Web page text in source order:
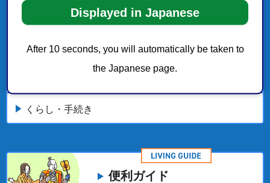
Displayed in Japanese
After 10 seconds, you will automatically be taken to
the Japanese page.
介護事業者のみなさまへ
高齢者福祉
くらし・手続き
便利ガイド